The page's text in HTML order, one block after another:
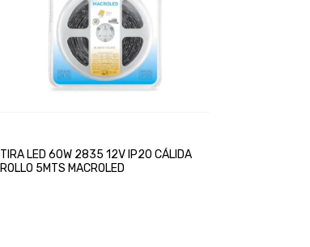
TIRA LED 60W 2835 12V IP20 CÁLIDA
ROLLO 5MTS MACROLED